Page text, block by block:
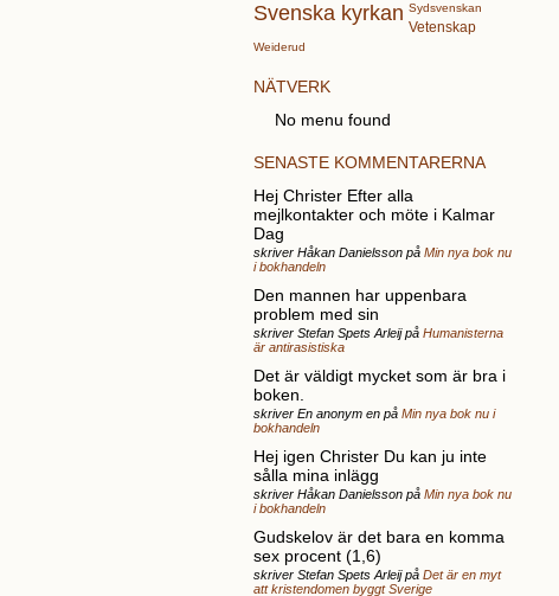
Svenska kyrkan Sydsvenskan
Vetenskap
Weiderud
NÄTVERK
No menu found
SENASTE KOMMENTARERNA
Hej Christer Efter alla
mejlkontakter och möte i Kalmar
Dag
skriver Håkan Danielsson på Min nya bok nu
i bokhandeln
Den mannen har uppenbara
problem med sin
skriver Stefan Spets Arleij på Humanisterna
är antirasistiska
Det är väldigt mycket som är bra i
boken.
skriver En anonym en på Min nya bok nu i
bokhandeln
Hej igen Christer Du kan ju inte
sålla mina inlägg
skriver Håkan Danielsson på Min nya bok nu
i bokhandeln
Gudskelov är det bara en komma
sex procent (1,6)
skriver Stefan Spets Arleij på Det är en myt
att kristendomen byggt Sverige